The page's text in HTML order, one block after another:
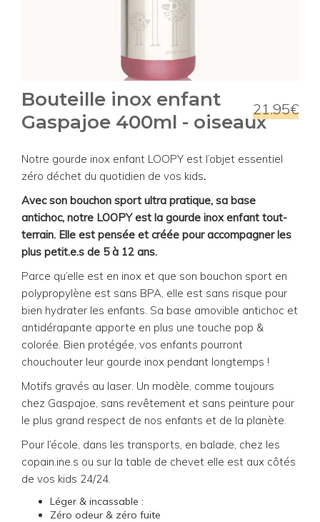
21.95€
Bouteille inox enfant
Gaspajoe 400ml - oiseaux
Notre gourde inox enfant LOOPY est l’objet essentiel
zéro déchet du quotidien de vos kids.
Avec son bouchon sport ultra pratique, sa base
antichoc, notre LOOPY est la gourde inox enfant tout-
terrain. Elle est pensée et créée pour accompagner les
plus petit.e.s de 5 à 12 ans.
Parce qu’elle est en inox et que son bouchon sport en
polypropylène est sans BPA, elle est sans risque pour
bien hydrater les enfants. Sa base amovible antichoc et
antidérapante apporte en plus une touche pop &
colorée. Bien protégée, vos enfants pourront
chouchouter leur gourde inox pendant longtemps !
Motifs gravés au laser. Un modèle, comme toujours
chez Gaspajoe, sans revêtement et sans peinture pour
le plus grand respect de nos enfants et de la planète.
Pour l’école, dans les transports, en balade, chez les
copain.ine.s ou sur la table de chevet elle est aux côtés
de vos kids 24/24.
Léger & incassable :
Zéro odeur & zéro fuite